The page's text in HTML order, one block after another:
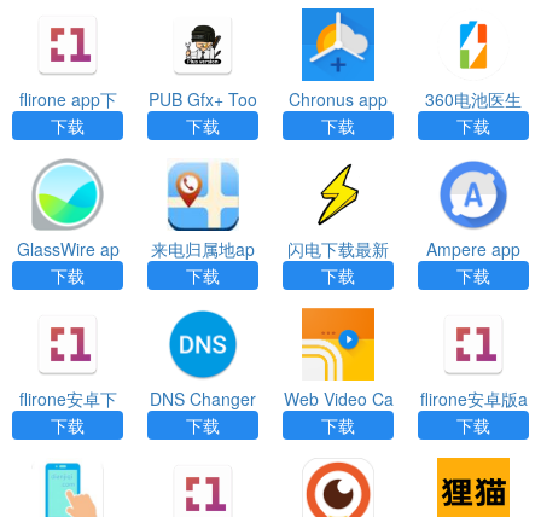
flirone app下
载
下载
PUB Gfx+ Too
l app
下载
Chronus app
下载
360电池医生
专业版（360
Battery Plus）
app
下载
GlassWire ap
p
下载
来电归属地ap
p
下载
闪电下载最新
版
下载
Ampere app
下载
flirone安卓下
载app
下载
DNS Changer
app
下载
Web Video Ca
ster（网络电
视投屏软件）a
pp
下载
flirone安卓版a
pp
下载